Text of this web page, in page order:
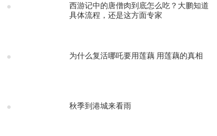
西游记中的唐僧肉到底怎么吃？大鹏知道
具体流程，还是这方面专家
为什么复活哪吒要用莲藕 用莲藕的真相
秋季到港城来看雨